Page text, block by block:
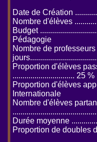
Date de Création
Nombre d'élèves
Budget
Pédagogie
Nombre de
Proportion d'élèves
............................... 25 %
Proportion d'élèves
Internationale
Nombre d'élèves
Durée moyenne
Proportion de doubles